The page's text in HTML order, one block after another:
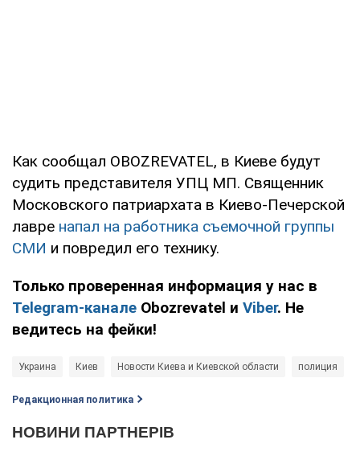
Как сообщал OBOZREVATEL, в Киеве будут
судить представителя УПЦ МП. Священник
Московского патриархата в Киево-Печерской
лавре напал на работника съемочной группы
СМИ и повредил его технику.
Только проверенная информация у нас в
Telegram-канале Obozrevatel и Viber. Не
ведитесь на фейки!
Украина Киев Новости Киева и Киевской области полиция
Редакционная политика